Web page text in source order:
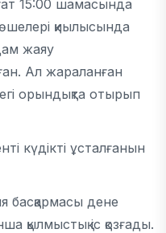
15:00 шамасында
қиылысында
жаяу
Ал жараланған
орындықта отырып
күдікті ұсталғанын
басқармасы дене
қылмыстық іс қозғады.